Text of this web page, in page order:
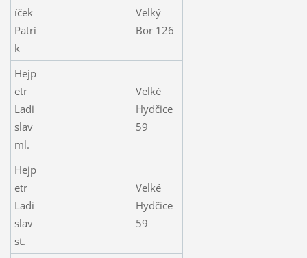
íček
Patri
k
Velký
Bor 126
Hejp
etr
Ladi
slav
ml.
Velké
Hydčice
59
Hejp
etr
Ladi
slav
st.
Velké
Hydčice
59